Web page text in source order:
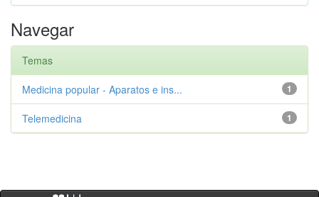
Navegar
Temas
1
Medicina popular - Aparatos e ins...
1
Telemedicina